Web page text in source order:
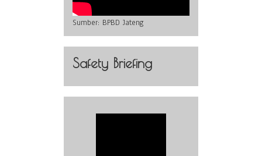
Sumber: BPBD Jateng
Safety Briefing